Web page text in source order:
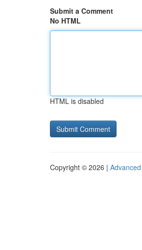
Submit a Comment
No HTML
HTML is disabled
Copyright © 2026 |